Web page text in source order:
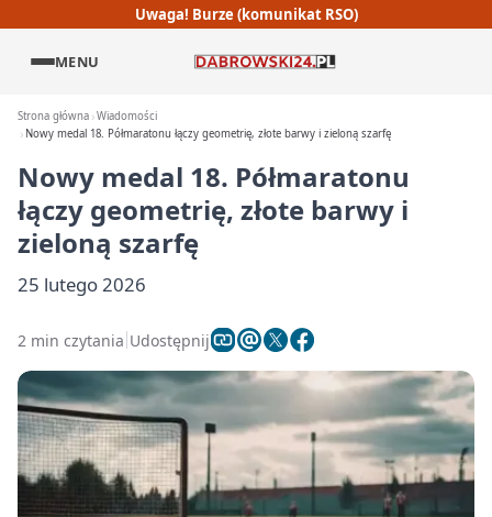
Uwaga! Burze (komunikat RSO)
MENU
Strona główna Wiadomości
Nowy medal 18. Półmaratonu łączy geometrię, złote barwy i zieloną szarfę
Nowy medal 18. Półmaratonu
łączy geometrię, złote barwy i
zieloną szarfę
25 lutego 2026
2 min czytania Udostępnij